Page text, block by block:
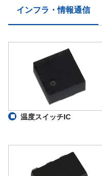
インフラ・情報通信
温度スイッチIC